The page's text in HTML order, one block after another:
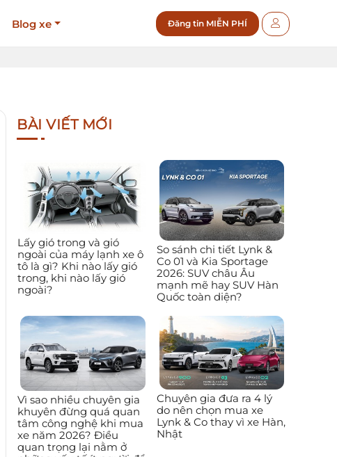
Blog xe Đăng tin MIỄN PHÍ
BÀI VIẾT MỚI
Lấy gió trong và gió
ngoài của máy lạnh xe ô
tô là gì? Khi nào lấy gió
trong, khi nào lấy gió
ngoài?
So sánh chi tiết Lynk &
Co 01 và Kia Sportage
2026: SUV châu Âu
mạnh mẽ hay SUV Hàn
Quốc toàn diện?
Vì sao nhiều chuyên gia
khuyên đừng quá quan
tâm công nghệ khi mua
xe năm 2026? Điều
quan trọng lại nằm ở
Chuyên gia đưa ra 4 lý
do nên chọn mua xe
Lynk & Co thay vì xe Hàn,
Nhật